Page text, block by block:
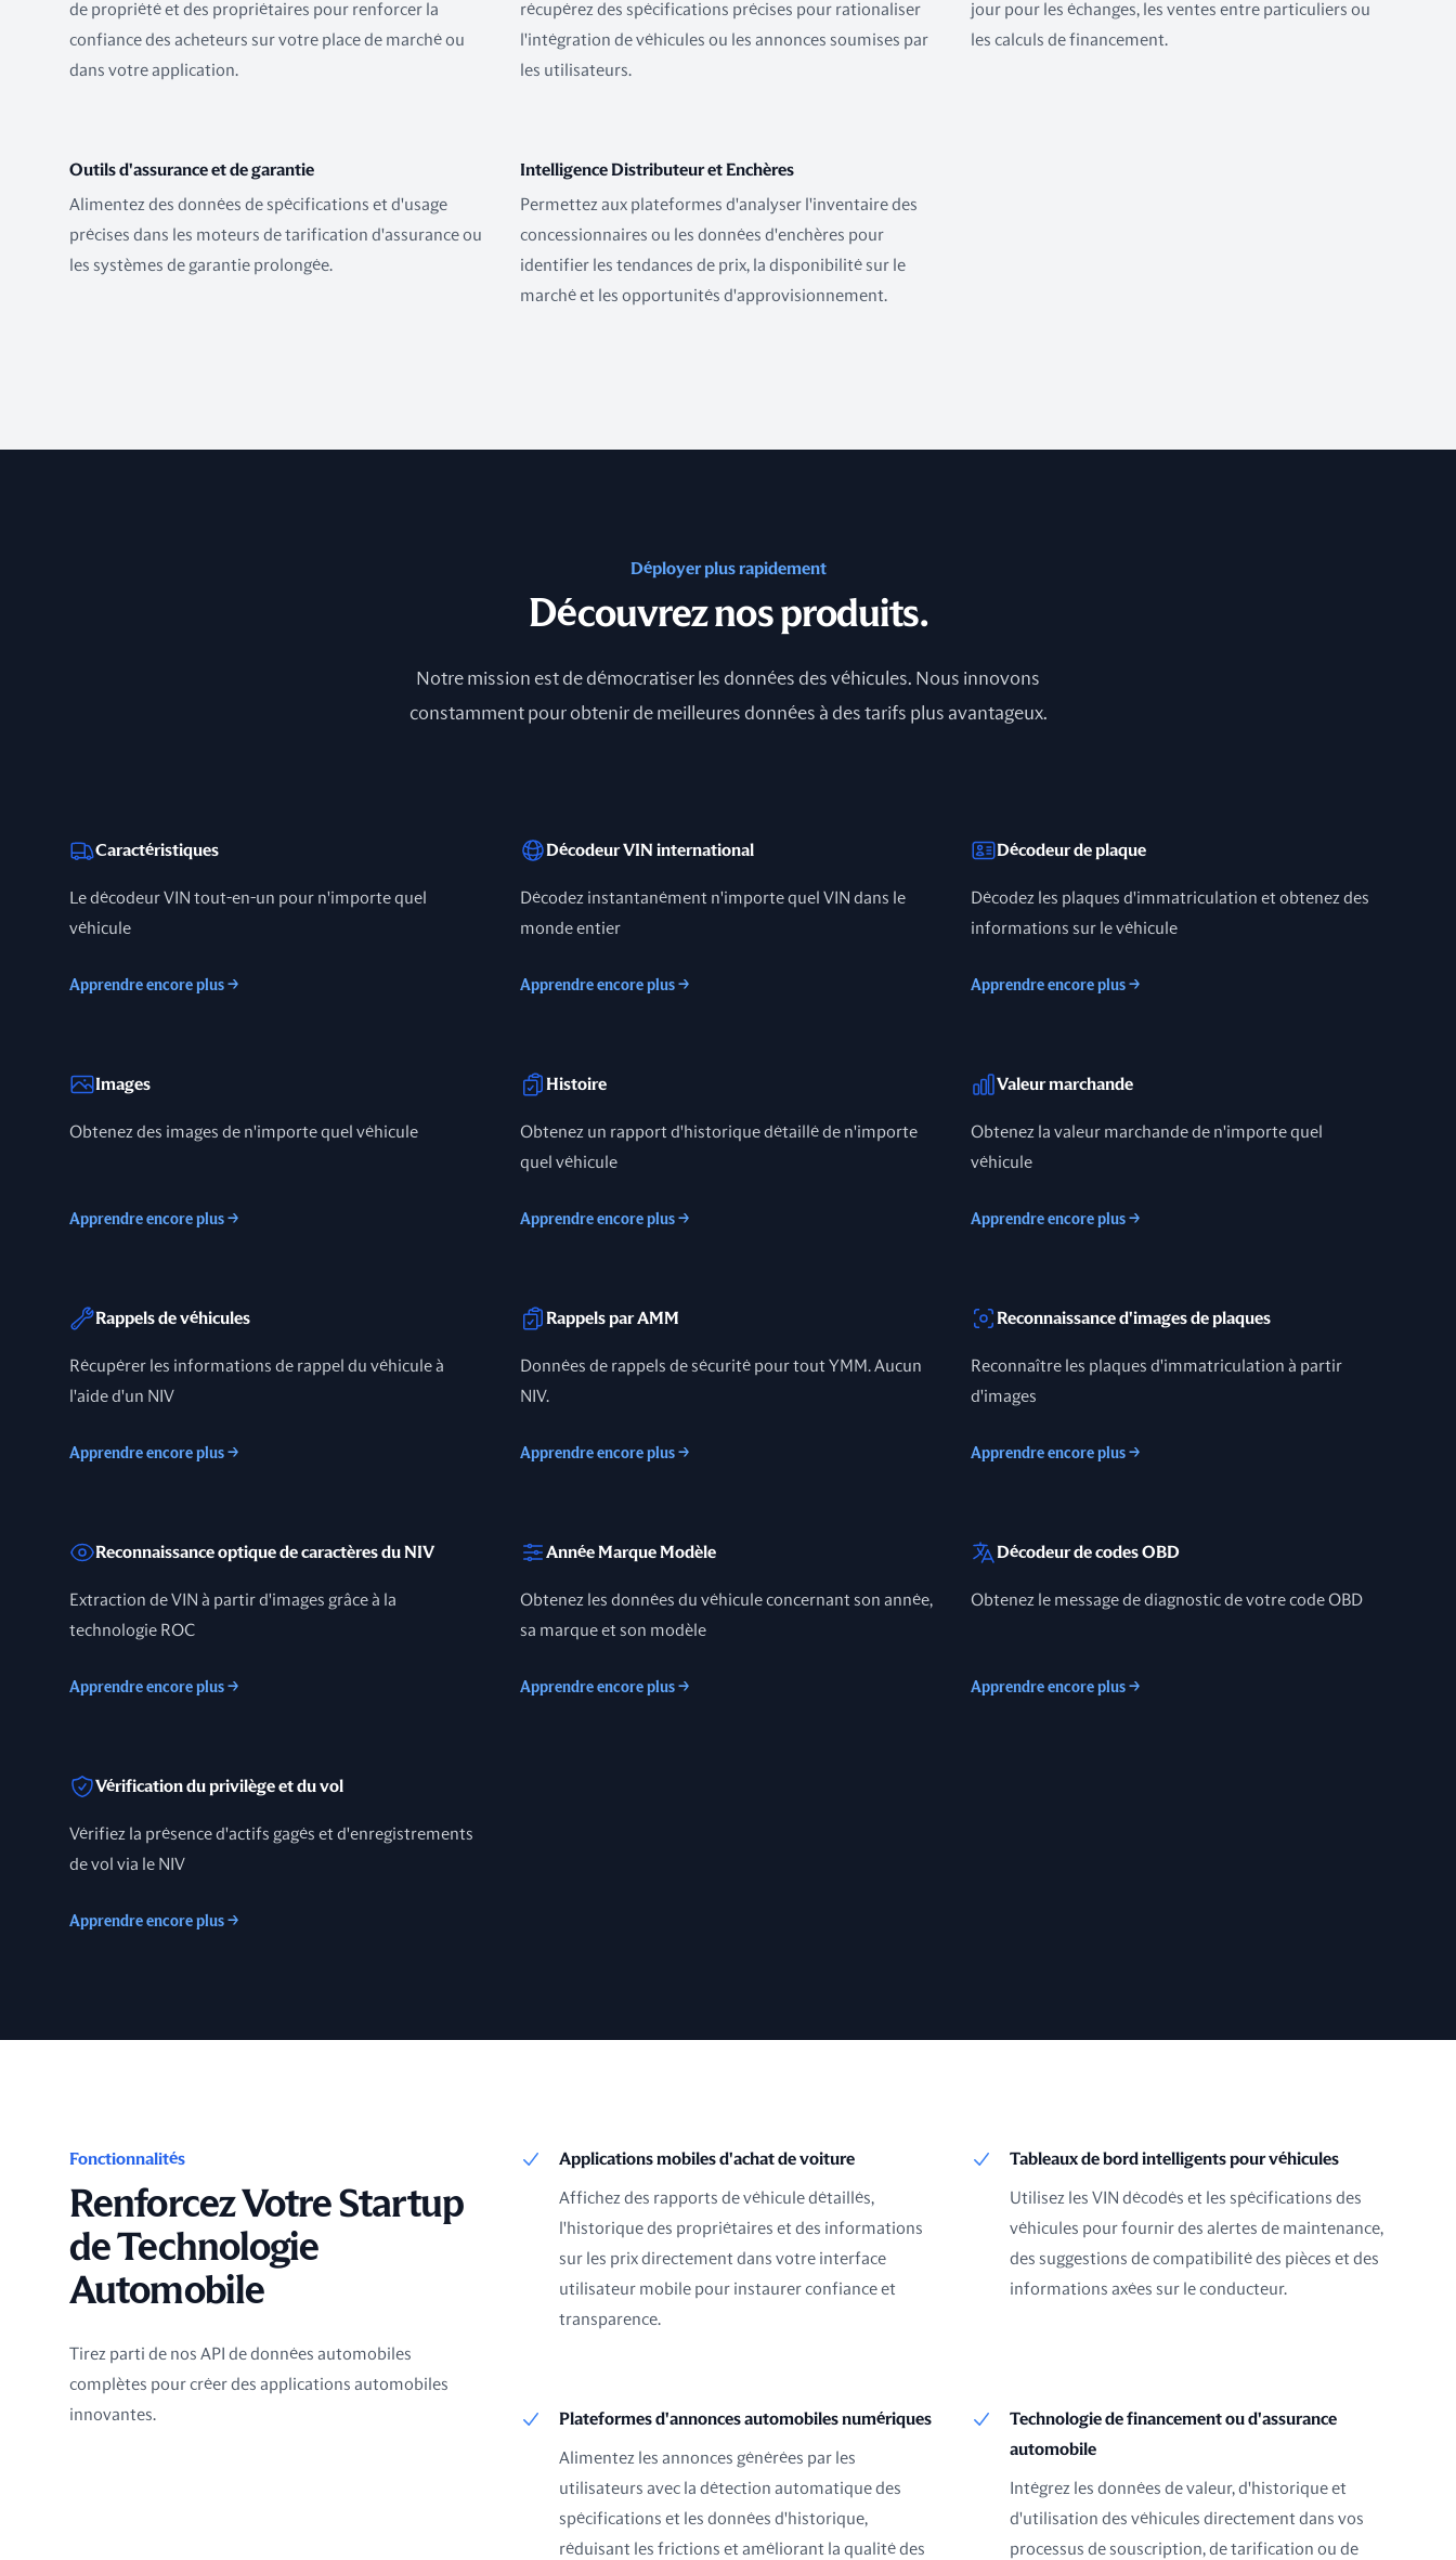
de propriété et des propriétaires pour renforcer la
confiance des acheteurs sur votre place de marché ou
dans votre application.
récupérez des spécifications précises pour rationaliser
l'intégration de véhicules ou les annonces soumises par
les utilisateurs.
jour pour les échanges, les ventes entre particuliers ou
les calculs de financement.
Outils d'assurance et de garantie
Alimentez des données de spécifications et d'usage
précises dans les moteurs de tarification d'assurance ou
les systèmes de garantie prolongée.
Intelligence Distributeur et Enchères
Permettez aux plateformes d'analyser l'inventaire des
concessionnaires ou les données d'enchères pour
identifier les tendances de prix, la disponibilité sur le
marché et les opportunités d'approvisionnement.
Déployer plus rapidement
Découvrez nos produits.
Notre mission est de démocratiser les données des véhicules. Nous innovons
constamment pour obtenir de meilleures données à des tarifs plus avantageux.
Caractéristiques
Le décodeur VIN tout-en-un pour n'importe quel
véhicule
Apprendre encore plus →
Décodeur VIN international
Décodez instantanément n'importe quel VIN dans le
monde entier
Apprendre encore plus →
Décodeur de plaque
Décodez les plaques d'immatriculation et obtenez des
informations sur le véhicule
Apprendre encore plus →
Images
Obtenez des images de n'importe quel véhicule
Apprendre encore plus →
Histoire
Obtenez un rapport d'historique détaillé de n'importe
quel véhicule
Apprendre encore plus →
Valeur marchande
Obtenez la valeur marchande de n'importe quel
véhicule
Apprendre encore plus →
Rappels de véhicules
Récupérer les informations de rappel du véhicule à
l'aide d'un NIV
Apprendre encore plus →
Rappels par AMM
Données de rappels de sécurité pour tout YMM. Aucun
NIV.
Apprendre encore plus →
Reconnaissance d'images de plaques
Reconnaître les plaques d'immatriculation à partir
d'images
Apprendre encore plus →
Reconnaissance optique de caractères du NIV
Extraction de VIN à partir d'images grâce à la
technologie ROC
Apprendre encore plus →
Année Marque Modèle
Obtenez les données du véhicule concernant son année,
sa marque et son modèle
Apprendre encore plus →
Décodeur de codes OBD
Obtenez le message de diagnostic de votre code OBD
Apprendre encore plus →
Vérification du privilège et du vol
Vérifiez la présence d'actifs gagés et d'enregistrements
de vol via le NIV
Apprendre encore plus →
Fonctionnalités
Renforcez Votre Startup
de Technologie
Automobile
Tirez parti de nos API de données automobiles
complètes pour créer des applications automobiles
innovantes.
Applications mobiles d'achat de voiture
Affichez des rapports de véhicule détaillés,
l'historique des propriétaires et des informations
sur les prix directement dans votre interface
utilisateur mobile pour instaurer confiance et
transparence.
Tableaux de bord intelligents pour véhicules
Utilisez les VIN décodés et les spécifications des
véhicules pour fournir des alertes de maintenance,
des suggestions de compatibilité des pièces et des
informations axées sur le conducteur.
Plateformes d'annonces automobiles numériques
Alimentez les annonces générées par les
utilisateurs avec la détection automatique des
spécifications et les données d'historique,
réduisant les frictions et améliorant la qualité des
Technologie de financement ou d'assurance
automobile
Intégrez les données de valeur, d'historique et
d'utilisation des véhicules directement dans vos
processus de souscription, de tarification ou de